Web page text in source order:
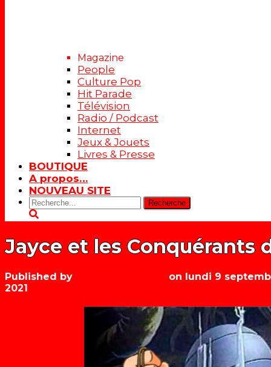
Magazine
People
Culture Pop
Hit Parade
Télévision
Radio / Podcast
Internet
Jeux & Jouets
Livres & Presse
BOUTIQUE
A propos…
NOUVEAU SITE
Rechercher:
Jayce et les Conquérants
Published by on lundi 9
2021